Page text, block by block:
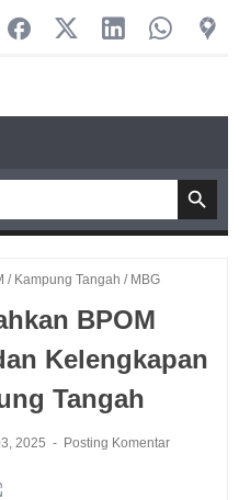
/ Kampung Tangah / MBG
BPOM
Kelengkapan
Tangah
2025 Posting Komentar